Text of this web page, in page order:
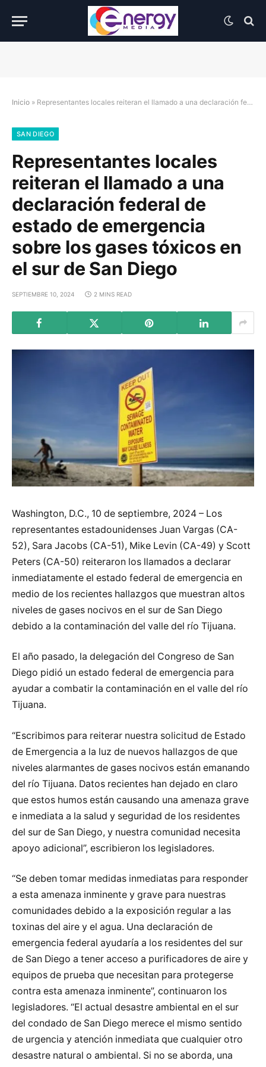
Inicio » Representantes locales reiteran el llamado a una declaración federal de estado de emergencia sobre los gases tóxicos en el sur de San Diego
SAN DIEGO
Representantes locales
reiteran el llamado a una
declaración federal de
estado de emergencia
sobre los gases tóxicos en
el sur de San Diego
SEPTIEMBRE 10, 2024 2 MINS READ
Washington, D.C., 10 de septiembre, 2024 – Los
representantes estadounidenses Juan Vargas (CA-
52), Sara Jacobs (CA-51), Mike Levin (CA-49) y Scott
Peters (CA-50) reiteraron los llamados a declarar
inmediatamente el estado federal de emergencia en
medio de los recientes hallazgos que muestran altos
niveles de gases nocivos en el sur de San Diego
debido a la contaminación del valle del río Tijuana.
El año pasado, la delegación del Congreso de San
Diego pidió un estado federal de emergencia para
ayudar a combatir la contaminación en el valle del río
Tijuana.
“Escribimos para reiterar nuestra solicitud de Estado
de Emergencia a la luz de nuevos hallazgos de que
niveles alarmantes de gases nocivos están emanando
del río Tijuana. Datos recientes han dejado en claro
que estos humos están causando una amenaza grave
e inmediata a la salud y seguridad de los residentes
del sur de San Diego, y nuestra comunidad necesita
apoyo adicional”, escribieron los legisladores.
“Se deben tomar medidas inmediatas para responder
a esta amenaza inminente y grave para nuestras
comunidades debido a la exposición regular a las
toxinas del aire y el agua. Una declaración de
emergencia federal ayudaría a los residentes del sur
de San Diego a tener acceso a purificadores de aire y
equipos de prueba que necesitan para protegerse
contra esta amenaza inminente”, continuaron los
legisladores. “El actual desastre ambiental en el sur
del condado de San Diego merece el mismo sentido
de urgencia y atención inmediata que cualquier otro
desastre natural o ambiental. Si no se aborda, una